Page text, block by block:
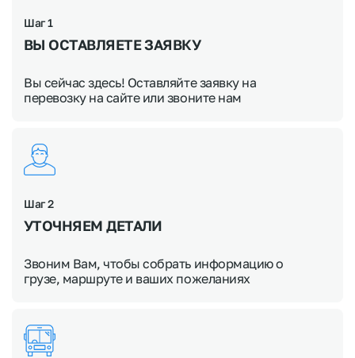
Шаг 1
ВЫ ОСТАВЛЯЕТЕ ЗАЯВКУ
Вы сейчас здесь! Оставляйте заявку на
перевозку на сайте или звоните нам
Шаг 2
УТОЧНЯЕМДЕТАЛИ
Звоним Вам, чтобы собрать информацию о
грузе, маршруте и ваших пожеланиях